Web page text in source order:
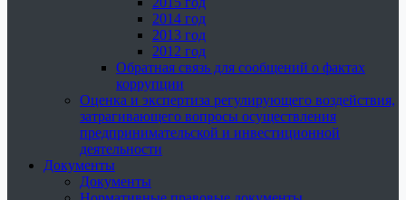
2014 год
2013 год
2012 год
Обратная связь для сообщений о фактах
коррупции
Оценка и экспертиза регулирующего воздействия,
затрагивающего вопросы осуществления
предпринимательской и инвестиционной
деятельности
Документы
Документы